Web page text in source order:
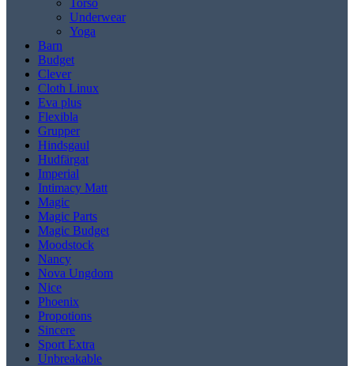
Torso
Underwear
Yoga
Barn
Budget
Clever
Cloth Linux
Eva plus
Flexibla
Grupper
Hindsgaul
Hudfärgat
Imperial
Intimacy Matt
Magic
Magic Parts
Magic Budget
Moodstock
Nancy
Nova Ungdom
Nice
Phoenix
Propotions
Sincere
Sport Extra
Unbreakable